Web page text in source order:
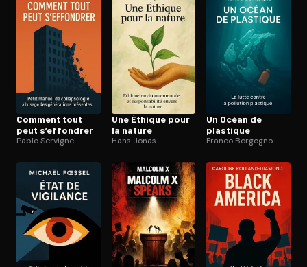
Comment tout
peut s’effondrer
Pablo Servigne
Une Éthique pour
la nature
Hans Jonas
Un Océan de
plastique
Franco Borgogno